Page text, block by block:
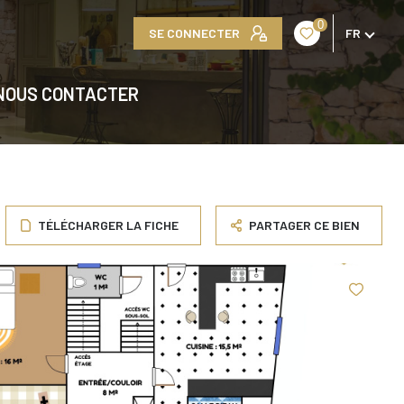
SE CONNECTER
0
FR
CONTACTER
TÉLÉCHARGER LA FICHE PARTAGER CE BIEN